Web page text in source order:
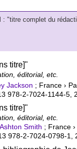
: "titre complet du
titre]"
éditorial, etc.
Jackson ; France ›
978-2-7024-1144-5,
titre]"
éditorial, etc.
Smith ; France
978-2-7024-0798-1,